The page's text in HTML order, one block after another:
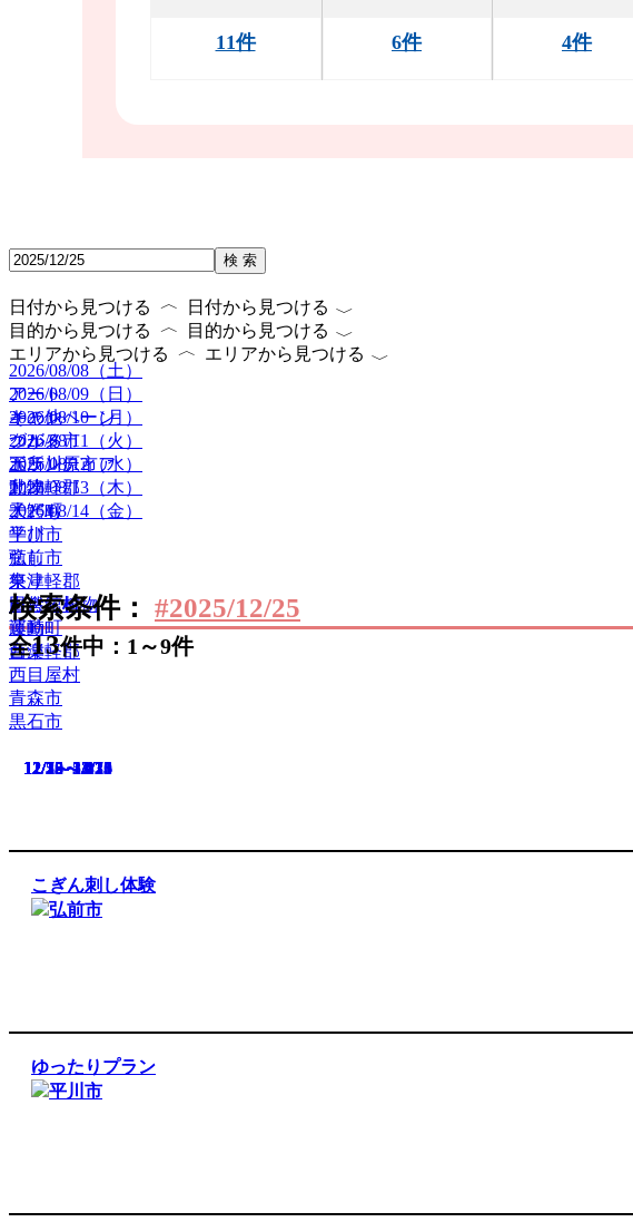
11件 6件 4件
検 索
日付から見つける 〈 日付から見つける 〈
2026/08/08（土）
2026/08/09（日）
2026/08/10（月）
2026/08/11（火）
2026/08/12（水）
2026/08/13（木）
2026/08/14（金）
目的から見つける 〈 目的から見つける 〈
アート
キャンペーン
グルメ
ボランティア
動物
子ども
学び
癒し
祭り
自然・植物
運動
音楽
エリアから見つける 〈 エリアから見つける 〈
その他
つがる市
五所川原市
北津軽郡
大鰐町
平川市
弘前市
東津軽郡
田舎館村
藤崎町
西津軽郡
西目屋村
青森市
黒石市
検索条件： #2025/12/25
全13件中：1～9件
12/25
こぎん刺し体験
弘前市
12/20～3/20
ゆったりプラン
平川市
12/15～1/31
12/12～3/13
12/7～12/25
12/5～5/17
12/3～2/1
12/2～1/31
11/18～2/15